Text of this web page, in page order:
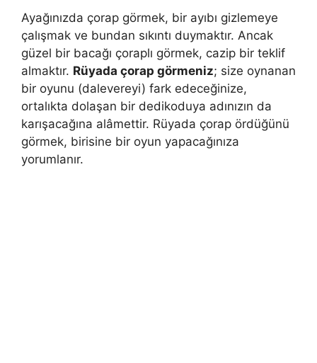
Ayağınızda çorap görmek, bir ayıbı gizlemeye
çalışmak ve bundan sıkıntı duymaktır. Ancak
güzel bir bacağı ço­raplı görmek, cazip bir teklif
almaktır. Rüyada çorap görmeniz; size oynanan
bir oyunu (dalevereyi) fark edeceğinize,
ortalıkta dolaşan bir dedikoduya adı­nızın da
karışacağına alâmettir. Rüyada çorap ördüğünü
görmek, birisine bir oyun yapacağınıza
yorumlanır.